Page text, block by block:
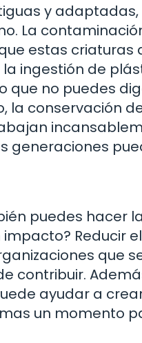
y
La
estas
ingestión de
no puedes
la conservación
generaciones
puedes hacer
Reducir
que
contribuir.
ayudar a
un momento